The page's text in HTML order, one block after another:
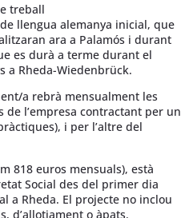
treball
llengua alemanya inicial, que
ara a Palamós i durant
es durà a terme durant el
a Rheda-Wiedenbrück.
a rebrà mensualment les
l’empresa contractant per un
i per l’altre del
818 euros mensuals), està
Social des del primer dia
a Rheda. El projecte no inclou
d’allotjament o àpats.